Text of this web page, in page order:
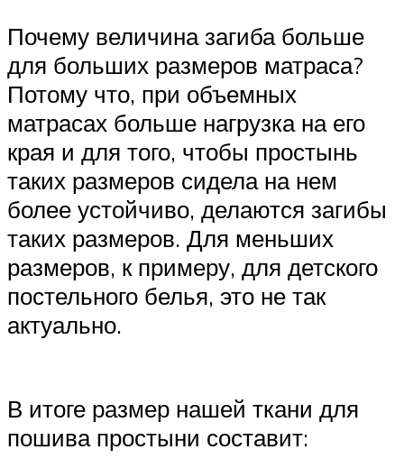
Почему величина загиба больше
для больших размеров матраса?
Потому что, при объемных
матрасах больше нагрузка на его
края и для того, чтобы простынь
таких размеров сидела на нем
более устойчиво, делаются загибы
таких размеров. Для меньших
размеров, к примеру, для детского
постельного белья, это не так
актуально.
В итоге размер нашей ткани для
пошива простыни составит: